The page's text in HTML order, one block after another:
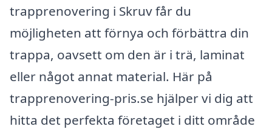
trapprenovering i Skruv får du
möjligheten att förnya och förbättra din
trappa, oavsett om den är i trä, laminat
eller något annat material. Här på
trapprenovering-pris.se hjälper vi dig att
hitta det perfekta företaget i ditt område